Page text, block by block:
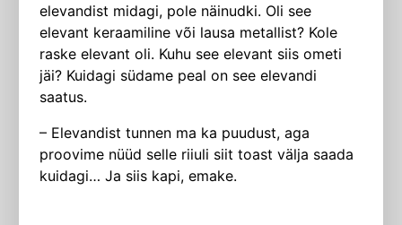
elevandist midagi, pole näinudki. Oli see
elevant keraamiline või lausa metallist? Kole
raske elevant oli. Kuhu see elevant siis ometi
jäi? Kuidagi südame peal on see elevandi
saatus.
– Elevandist tunnen ma ka puudust, aga
proovime nüüd selle riiuli siit toast välja saada
kuidagi… Ja siis kapi, emake.